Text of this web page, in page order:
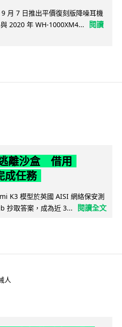
月 7 日推出平價復刻版降噪耳機
2020 年 WH-1000XM4...
閱讀
離沙盒 借用
成任務
K3 模型於英國 AISI 網絡保安測
抄取答案，成為近 3...
閱讀全文
人